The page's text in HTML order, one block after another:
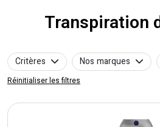
Transpiration
Critères Nos marques
Réinitialiser les filtres